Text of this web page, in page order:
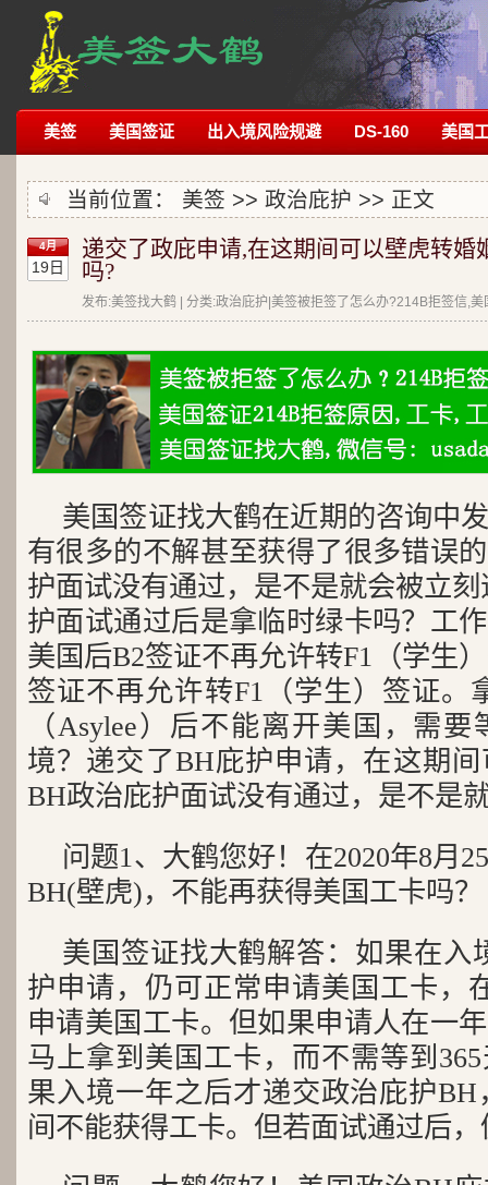
美签 美国签证 出入境风险规避 DS-160 美国
当前位置： 美签 >> 政治庇护 >> 正文
4月
19日
递交了政庇申请,在这期间可以壁虎转婚
吗?
发布:美签找大鹤 | 分类:政治庇护|美签被拒签了怎么办?214B拒签信,
美国签证找大鹤在近期的咨询中
有很多的不解甚至获得了很多错误
护面试没有通过，是不是就会被立
护面试通过后是拿临时绿卡吗？工
美国后B2签证不再允许转F1（学生
签证不再允许转F1（学生）签证。
（Asylee）后不能离开美国，需
境？递交了BH庇护申请，在这期
BH政治庇护面试没有通过，是不是
问题1、大鹤您好！在2020年8月
BH(壁虎)，不能再获得美国工卡吗？
美国签证找大鹤解答：如果在入
护申请，仍可正常申请美国工卡，
申请美国工卡。但如果申请人在一
马上拿到美国工卡，而不需等到
果入境一年之后才递交政治庇护BH
间不能获得工卡。但若面试通过后